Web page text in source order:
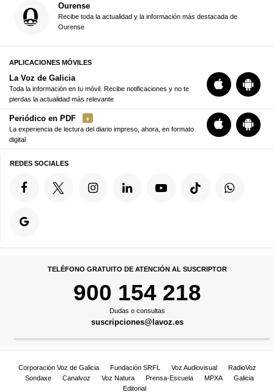
Ourense
Recibe toda la actualidad y la información más destacada de
Ourense
APLICACIONES MÓVILES
La Voz de Galicia
Toda la información en tu móvil. Recibe notificaciones y no te
pierdas la actualidad más relevante
Periódico en PDF
La experiencia de lectura del diario impreso, ahora, en formato
digital
REDES SOCIALES
TELÉFONO GRATUITO DE ATENCIÓN AL SUSCRIPTOR
900 154 218
Dudas o consultas
suscripciones@lavoz.es
Corporación Voz de Galicia Fundación SRFL Voz Audiovisual
RadioVoz
Sondaxe
Canalvoz Voz Natura Prensa-Escuela MPXA
Galicia
Editorial